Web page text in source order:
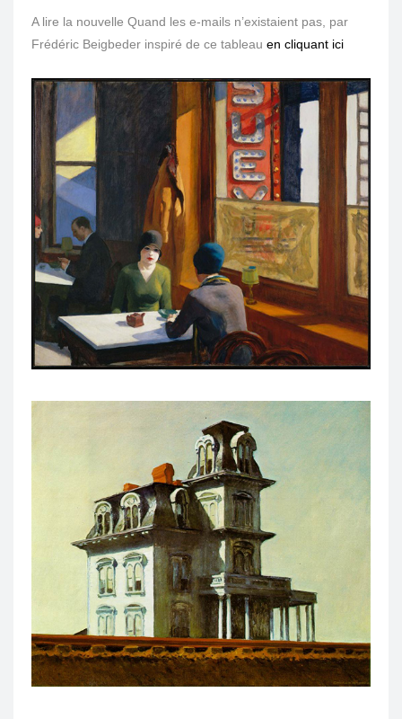
A lire la nouvelle Quand les e-mails n’existaient pas, par
Frédéric Beigbeder inspiré de ce tableau en cliquant ici